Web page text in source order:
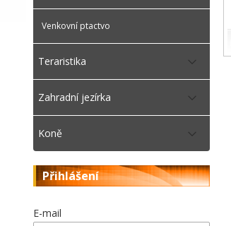
Venkovní ptactvo
Teraristika
Zahradní jezírka
Koně
Přihlášení
E-mail